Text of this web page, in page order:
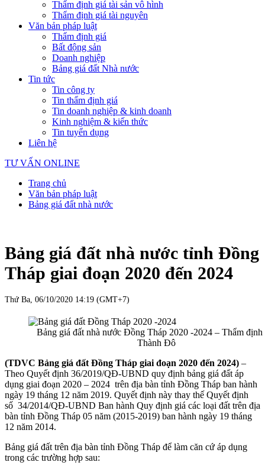
Thẩm định giá tài sản vô hình
Thẩm định giá tài nguyên
Văn bản pháp luật
Thẩm định giá
Bất động sản
Doanh nghiệp
Bảng giá đất Nhà nước
Tin tức
Tin công ty
Tin thẩm định giá
Tin doanh nghiệp & kinh doanh
Kinh nghiệm & kiến thức
Tin tuyển dụng
Liên hệ
TƯ VẤN ONLINE
Trang chủ
Văn bản pháp luật
Bảng giá đất nhà nước
Bảng giá đất nhà nước tỉnh Đồng
Tháp giai đoạn 2020 đến 2024
Thứ Ba, 06/10/2020 14:19 (GMT+7)
Bảng giá đất nhà nước Đồng Tháp 2020 -2024 – Thẩm định
Thành Đô
(TDVC Bảng giá đất Đồng Tháp giai đoạn 2020 đến 2024) –
Theo Quyết định 36/2019/QĐ-UBND quy định bảng giá đất áp
dụng giai đoạn 2020 – 2024 trên địa bàn tỉnh Đồng Tháp ban hành
ngày 19 tháng 12 năm 2019. Quyết định này thay thế Quyết định
số 34/2014/QĐ-UBND Ban hành Quy định giá các loại đất trên địa
bàn tỉnh Đồng Tháp 05 năm (2015-2019) ban hành ngày 19 tháng
12 năm 2014.
Bảng giá đất trên địa bàn tỉnh Đồng Tháp để làm căn cứ áp dụng
trong các trường hợp sau: